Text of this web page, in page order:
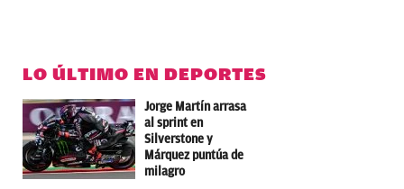
LO ÚLTIMO EN DEPORTES
Jorge Martín arrasa
al sprint en
Silverstone y
Márquez puntúa de
milagro